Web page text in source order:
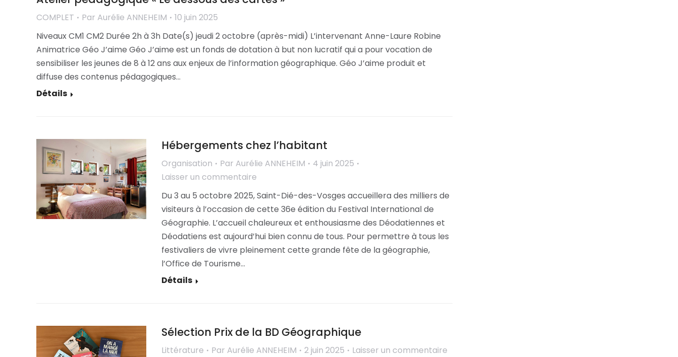
COMPLET Par Aurélie ANNEHEIM
10 juin 2025
Niveaux CM1 CM2 Durée 2h à 3h Date(s) jeudi 2 octobre (après-midi) L’intervenant Anne-Laure Robine
Animatrice Géo J’aime Géo J’aime est un fonds de dotation à but non lucratif qui a pour vocation de
sensibiliser les jeunes de 8 à 12 ans aux enjeux de l’information géographique. Géo J’aime produit et
diffuse des contenus pédagogiques…
Détails
Hébergements chez l’habitant
Organisation Par Aurélie ANNEHEIM
4 juin 2025
Laisser un commentaire
Du 3 au 5 octobre 2025, Saint-Dié-des-Vosges accueillera des milliers de
visiteurs à l’occasion de cette 36e édition du Festival International de
Géographie. L’accueil chaleureux et enthousiasme des Déodatiennes et
Déodatiens est aujourd’hui bien connu de tous. Pour permettre à tous les
festivaliers de vivre pleinement cette grande fête de la géographie,
l’Office de Tourisme…
Détails
Sélection Prix de la BD Géographique
Littérature Par Aurélie ANNEHEIM 2 juin 2025
Laisser un commentaire